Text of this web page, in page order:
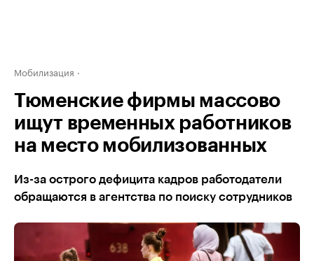
Мобилизация
Тюменские фирмы массово
ищут временных работников
на место мобилизованных
Из-за острого дефицита кадров работодатели
обращаются в агентства по поиску сотрудников